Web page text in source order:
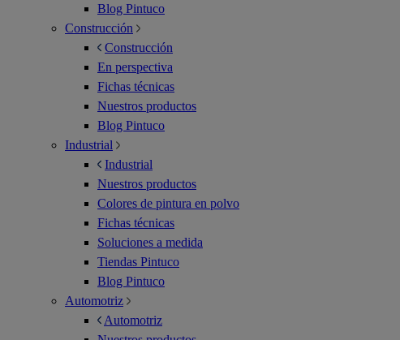
Blog Pintuco
Construcción
Construcción
En perspectiva
Fichas técnicas
Nuestros productos
Blog Pintuco
Industrial
Industrial
Nuestros productos
Colores de pintura en polvo
Fichas técnicas
Soluciones a medida
Tiendas Pintuco
Blog Pintuco
Automotriz
Automotriz